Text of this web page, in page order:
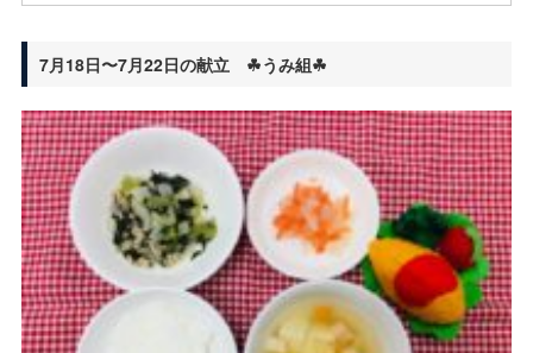
7月18日〜7月22日の献立 ☘うみ組☘